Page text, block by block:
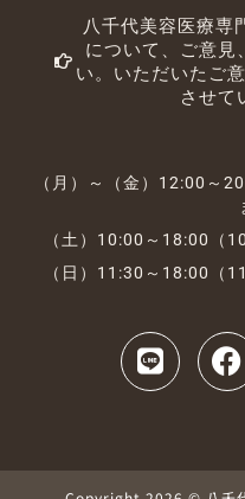
八千代美容医療専
について、ご意見
い。いただいたご
させて
（月）～（金）12:00～
（土）10:00～18:00（
（日）11:30～18:00（